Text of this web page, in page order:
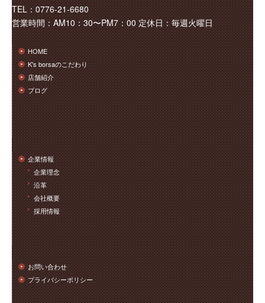
TEL：0776-21-6680
営業時間：AM10：30〜PM7：00 定休日：毎週火曜日
HOME
K's borsaのこだわり
店舗紹介
ブログ
企業情報
企業理念
沿革
会社概要
採用情報
お問い合わせ
プライバシーポリシー